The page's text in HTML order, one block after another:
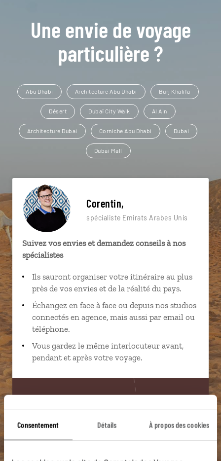
Consentement Détails À propos des cookies
Une envie de voyage
particulière ?
Abu Dhabi Architecture Abu Dhabi Burj Khalifa
Désert Dubaï City Walk Al Ain
Architecture Dubai Corniche Abu Dhabi Dubai
Dubai Mall
Corentin,
spécialiste Emirats Arabes Unis
Suivez vos envies et demandez conseils à nos
spécialistes
Ils sauront organiser votre itinéraire au plus
près de vos envies et de la réalité du pays.
Échangez en face à face ou depuis nos studios
connectés en agence, mais aussi par email ou
téléphone.
Vous gardez le même interlocuteur avant,
pendant et après votre voyage.
DEMANDER UN DEVIS